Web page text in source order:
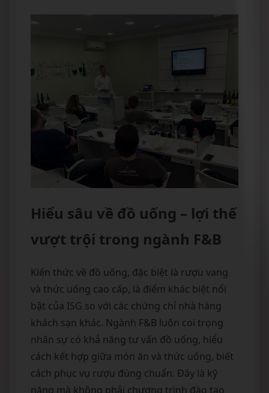
Hiểu sâu về đồ uống – lợi thế
vượt trội trong ngành F&B
Kiến thức về đồ uống, đặc biệt là rượu vang
và thức uống cao cấp, là điểm khác biệt nổi
bật của ISG so với các chứng chỉ nhà hàng
khách sạn khác. Ngành F&B luôn coi trọng
nhân sự có khả năng tư vấn đồ uống, hiểu
cách kết hợp giữa món ăn và thức uống, biết
cách phục vụ rượu đúng chuẩn. Đây là kỹ
năng mà không phải chương trình đào tạo